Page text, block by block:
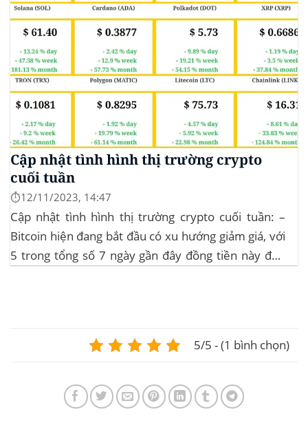
Cập nhật tình hình thị trường crypto
cuối tuần
⏱️12/11/2023, 14:47
Cập nhật tình hình thị trường crypto cuối tuần: –
Bitcoin hiện đang bắt đầu có xu hướng giảm giá, với
5 trong tổng số 7 ngày gần đây đồng tiền này đều
5/5 - (1 bình chọn)